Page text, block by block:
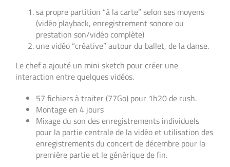
sa propre partition “à la carte” selon ses moyens
(vidéo playback, enregistrement sonore ou
prestation son/vidéo complète)
une vidéo “créative” autour du ballet, de la danse.
Le chef a ajouté un mini sketch pour créer une
interaction entre quelques vidéos.
57 fichiers à traiter (77Go) pour 1h20 de rush.
Montage en 4 jours
Mixage du son des enregistrements individuels
pour la partie centrale de la vidéo et utilisation des
enregistrements du concert de décembre pour la
première partie et le générique de fin.